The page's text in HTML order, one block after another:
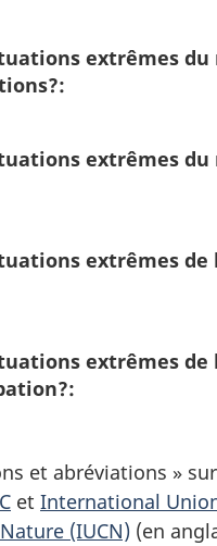
extrêmes du
extrêmes du
extrêmes de
extrêmes de
et abréviations »
et International
(IUCN) (en